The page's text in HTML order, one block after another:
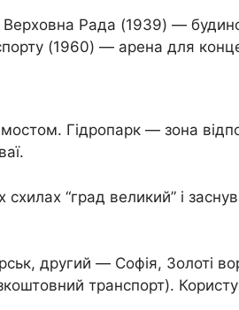
Верховна Рада (1939) —
(1960) — арена для
Гідропарк — зона
“град великий” і
другий — Софія, Золоті
транспорт).